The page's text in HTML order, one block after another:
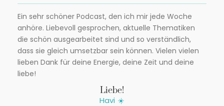
Ein sehr schöner Podcast, den ich mir jede Woche
anhöre. Liebevoll gesprochen, aktuelle Thematiken
die schön ausgearbeitet sind und so verständlich,
dass sie gleich umsetzbar sein können. Vielen vielen
lieben Dank für deine Energie, deine Zeit und deine
liebe!
Liebe!
Havi ☀️